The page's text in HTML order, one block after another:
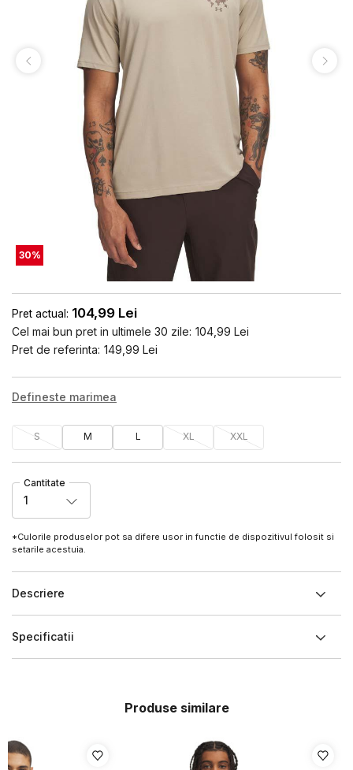
30%
Pret actual: 104,99 Lei
Cel mai bun pret in ultimele 30 zile: 104,99 Lei
Pret de referinta: 149,99 Lei
Defineste marimea
S M L XL XXL
Cantitate
1
*Culorile produselor pot sa difere usor in functie de dispozitivul folosit si
setarile acestuia.
Descriere
Specificatii
Produse similare